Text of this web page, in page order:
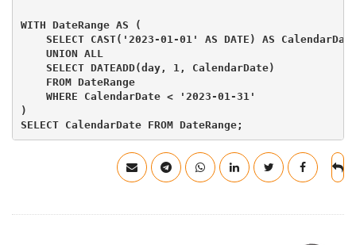
WITH DateRange AS (
SELECT CAST('2023-01-01' AS DATE) AS
    UNION ALL
    SELECT DATEADD(day, 1, CalendarDate)
    FROM DateRange
    WHERE CalendarDate < '2023-01-31'
)